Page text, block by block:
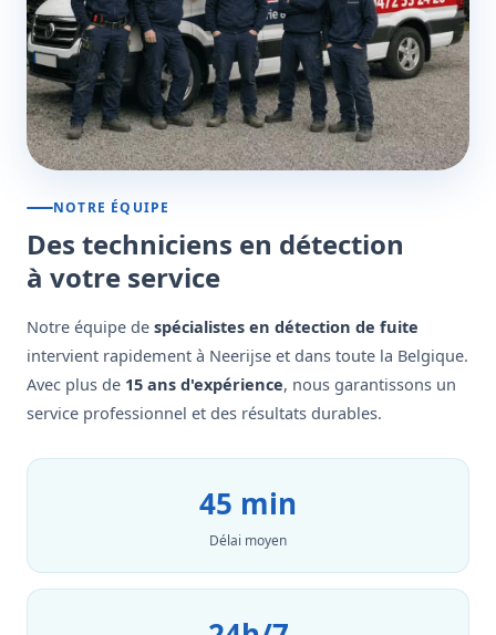
NOTRE ÉQUIPE
Des techniciens en détection
à votre service
Notre équipe de spécialistes en détection de fuite
intervient rapidement à Neerijse et dans toute la Belgique.
Avec plus de 15 ans d'expérience, nous garantissons un
service professionnel et des résultats durables.
45 min
Délai moyen